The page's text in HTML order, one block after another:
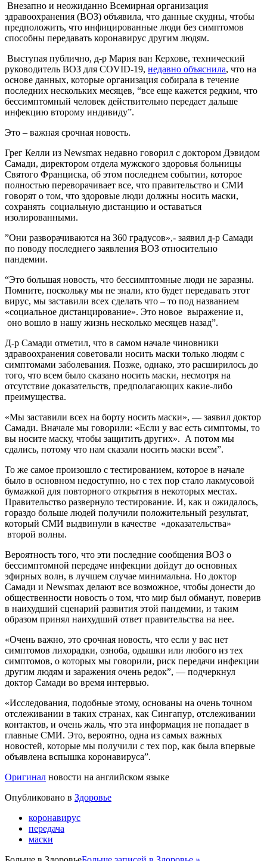
Внезапно и неожиданно Всемирная организация
здравоохранения (ВОЗ) объявила, что данные скудны, чтобы
предположить, что инфицированные люди без симптомов
способны передавать коронавирус другим людям.
Выступая публично, д-р Мария ван Керхове, технический
руководитель ВОЗ для COVID-19, недавно объяснила, что на
основе данных, которые организация собирала в течение
последних нескольких месяцев, “все еще кажется редким, что
бессимптомный человек действительно передает дальше
инфекцию второму индивиду”.
Это – важная срочная новость.
Грег Келли из Newsmax недавно говорил с доктором Дэвидом
Самади, директором отдела мужского здоровья больницы
Святого Франциска, об этом последнем событии, которое
полностью переворачивает все, что правительство и СМИ
говорят о том, что здоровые люди должны носить маски,
сохранять социальную дистанцию и оставаться
изолированными.
”Они разворачиваются на 360 градусов»,- заявил д-р Самади
по поводу последнего заявления ВОЗ относительно
пандемии.
“Это большая новость, что бессимптомные люди не заразны.
Помните, поскольку мы не знали, кто будет передавать этот
вирус, мы заставили всех сделать что – то под названием
«социальное дистанцирование». Это новое выражение и,
оно вошло в нашу жизнь несколько месяцев назад”.
Д-р Самади отметил, что в самом начале чиновники
здравоохранения советовали носить маски только людям с
симптомами заболевания. Позже, однако, это расширилось до
того, что всем было сказано носить маски, несмотря на
отсутствие доказательств, предполагающих какие-либо
преимущества.
«Мы заставили всех на борту носить маски», — заявил доктор
Самади. Вначале мы говорили: «Если у вас есть симптомы, то
вы носите маску, чтобы защитить других». А потом мы
сдались, потому что нам сказали носить маски всем”.
То же самое произошло с тестированием, которое в начале
было в основном недоступно, но с тех пор стало лакмусовой
бумажкой для повторного открытия в некоторых местах.
Правительство развернуло тестирование. И, как и ожидалось,
гораздо больше людей получили положительный результат,
который СМИ выдвинули в качестве «доказательства»
второй волны.
Вероятность того, что эти последние сообщения ВОЗ о
бессимптомной передаче инфекции дойдут до основных
эфирных волн, в лучшем случае минимальна. Но доктор
Самади и Newsmax делают все возможное, чтобы донести до
общественности новость о том, что мир был обманут, поверив
в наихудший сценарий развития этой пандемии, и таким
образом принял наихудший ответ правительства на нее.
«Очень важно, это срочная новость, что если у вас нет
симптомов лихорадки, озноба, одышки или любого из тех
симптомов, о которых мы говорили, риск передачи инфекции
другим людям и заражения очень редок”, — подчеркнул
доктор Самади во время интервью.
«Исследования, подобные этому, основаны на очень точном
отслеживании в таких странах, как Сингапур, отслеживании
контактов, и очень жаль, что эта информация не попадает в
главные СМИ. Это, вероятно, одна из самых важных
новостей, которые мы получили с тех пор, как была впервые
объявлена вспышка коронавируса”.
Оригинал новости на английском языке
Опубликовано в Здоровье
коронавирус
передача
маски